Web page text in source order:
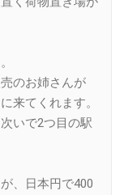
のお姉さんが
来てくれます。
いで2つ目の駅
、日本円で400